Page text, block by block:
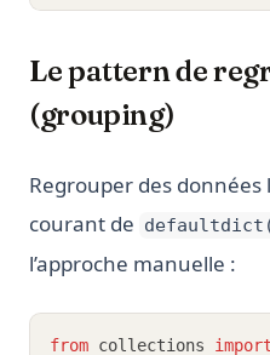
Le pattern de
(grouping)
Regrouper des données
courant de
l’approche manuelle :
from collections import